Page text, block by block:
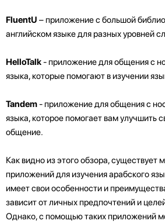
FluentU – приложение с большой
английском языке для разных уровней
HelloTalk- приложение для общения с
языка, которые помогают в изучении
Tandem- приложение для общения с
языка, которое помогает вам улучшить
общение.
Как видно из этого обзора, существует
приложений для изучения арабского
имеет свои особенности и
зависит от личных предпочтений и
Однако, с помощью таких приложений